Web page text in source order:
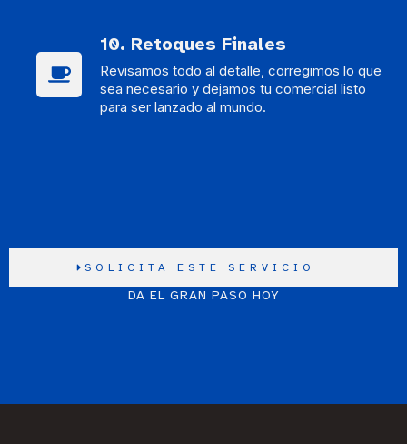
10. Retoques Finales
Revisamos todo al detalle, corregimos lo que
sea necesario y dejamos tu comercial listo
para ser lanzado al mundo.
SOLICITA ESTE SERVICIO
DA EL GRAN PASO HOY